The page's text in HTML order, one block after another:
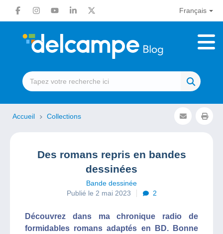
Français
Accueil Collections
Des romans repris en bandes
dessinées
Bande dessinée
Publié le 2 mai 2023
2
Découvrez dans ma chronique radio de
formidables romans adaptés en BD. Bonne